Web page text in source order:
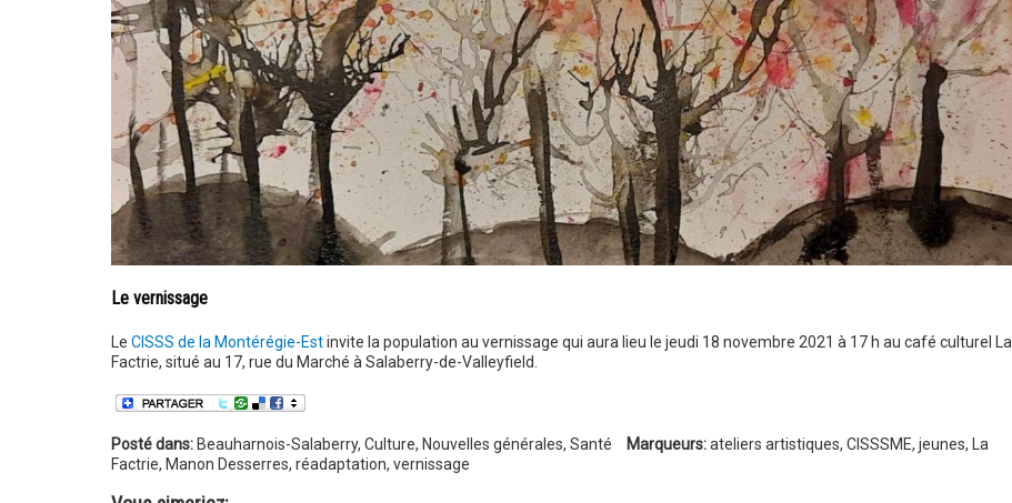
Le vernissage
Le CISSS de la Montérégie-Estinvite la population au vernissage qui aura lieu le jeudi 18 novembre 2021 à 17 h au café culturel La
Factrie, situé au 17, rue du Marché à Salaberry-de-Valleyfield.
Posté dans: Beauharnois-Salaberry, Culture, Nouvelles générales, Santé Marqueurs: ateliers artistiques, CISSSME, jeunes,
La
Factrie, Manon Desserres, réadaptation, vernissage